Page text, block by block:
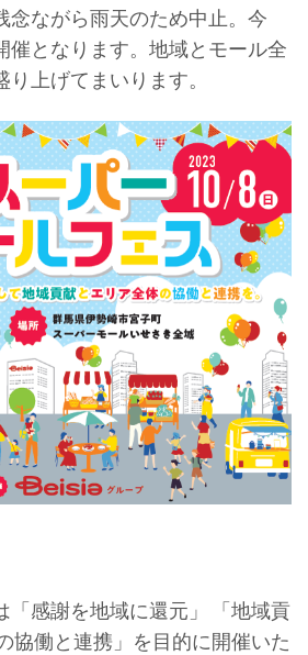
念ながら雨天のため中止。今
催となります。地域とモール全
上げてまいります。
感謝を地域に還元」 「地域貢
協働と連携」を目的に開催いた